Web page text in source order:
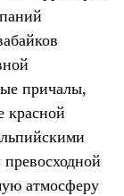
причалы,
красной
атмосферу